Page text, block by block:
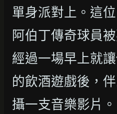
單身派對上。這
阿伯丁傳奇球員
經過一場早上就讓
的飲酒遊戲後，
攝一支音樂影片。